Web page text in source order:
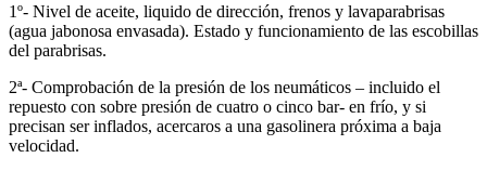
1º- Nivel de aceite, liquido de dirección, frenos y lavaparabrisas
(agua jabonosa envasada). Estado y funcionamiento de las escobillas
del parabrisas.
2ª- Comprobación de la presión de los neumáticos – incluido el
repuesto con sobre presión de cuatro o cinco bar- en frío, y si
precisan ser inflados, acercaros a una gasolinera próxima a baja
velocidad.